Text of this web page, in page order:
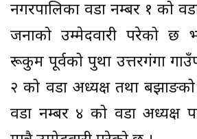
नगरपालिका वडा नम्बर १ को
जनाको उम्मेदवारी परेको छ
रूकुम पूर्वको पुथा उत्तरगंगा
२ को वडा अध्यक्ष तथा बझाङको
वडा नम्बर ४ को वडा अध्यक्ष